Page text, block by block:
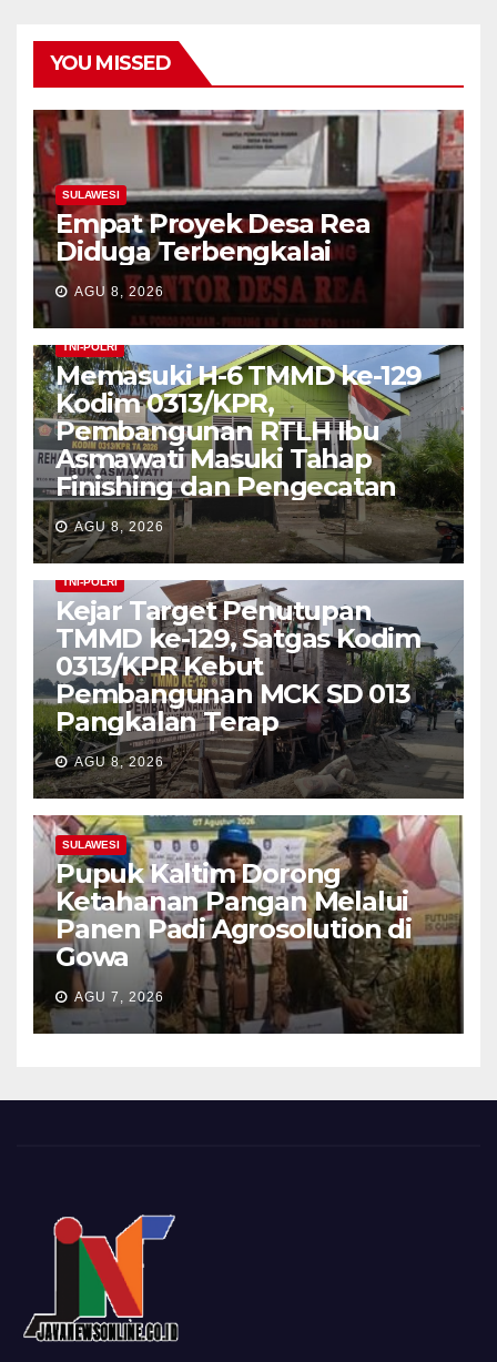
YOU MISSED
SULAWESI
Empat Proyek Desa Rea
Diduga Terbengkalai
AGU 8, 2026
TNI-POLRI
Memasuki H-6 TMMD ke-129
Kodim 0313/KPR,
Pembangunan RTLH Ibu
Asmawati Masuki Tahap
Finishing dan Pengecatan
AGU 8, 2026
TNI-POLRI
Kejar Target Penutupan
TMMD ke-129, Satgas Kodim
0313/KPR Kebut
Pembangunan MCK SD 013
Pangkalan Terap
AGU 8, 2026
SULAWESI
Pupuk Kaltim Dorong
Ketahanan Pangan Melalui
Panen Padi Agrosolution di
Gowa
AGU 7, 2026